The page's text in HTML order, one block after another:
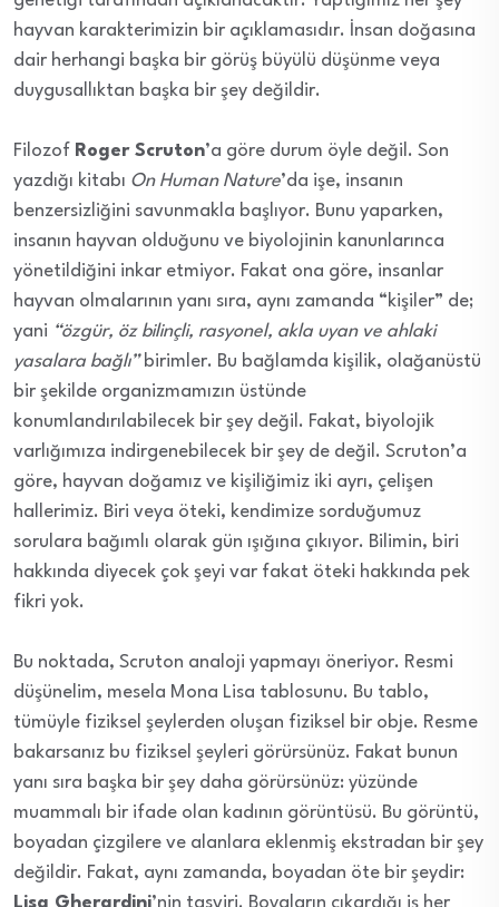
hayvan karakterimizin bir açıklamasıdır. İnsan doğasına
dair herhangi başka bir görüş büyülü düşünme veya
duygusallıktan başka bir şey değildir.
Filozof Roger Scruton’a göre durum öyle değil. Son
yazdığı kitabı On Human Nature’da işe, insanın
benzersizliğini savunmakla başlıyor. Bunu yaparken,
insanın hayvan olduğunu ve biyolojinin kanunlarınca
yönetildiğini inkar etmiyor. Fakat ona göre, insanlar
hayvan olmalarının yanı sıra, aynı zamanda “kişiler” de;
yani “özgür, öz bilinçli, rasyonel, akla uyan ve ahlaki
yasalara bağlı”birimler. Bu bağlamda kişilik, olağanüstü
bir şekilde organizmamızın üstünde
konumlandırılabilecek bir şey değil. Fakat, biyolojik
varlığımıza indirgenebilecek bir şey de değil. Scruton’a
göre, hayvan doğamız ve kişiliğimiz iki ayrı, çelişen
hallerimiz. Biri veya öteki, kendimize sorduğumuz
sorulara bağımlı olarak gün ışığına çıkıyor. Bilimin, biri
hakkında diyecek çok şeyi var fakat öteki hakkında pek
fikri yok.
Bu noktada, Scruton analoji yapmayı öneriyor. Resmi
düşünelim, mesela Mona Lisa tablosunu. Bu tablo,
tümüyle fiziksel şeylerden oluşan fiziksel bir obje. Resme
bakarsanız bu fiziksel şeyleri görürsünüz. Fakat bunun
yanı sıra başka bir şey daha görürsünüz: yüzünde
muammalı bir ifade olan kadının görüntüsü. Bu görüntü,
boyadan çizgilere ve alanlara eklenmiş ekstradan bir şey
değildir. Fakat, aynı zamanda, boyadan öte bir şeydir:
Lisa Gherardini’nin tasviri. Boyaların çıkardığı iş her